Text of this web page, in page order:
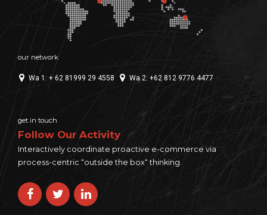
our network
Wa 1: + 62 81999 29 4558 Wa 2: +62 812 9776 4477
get in touch
Follow Our Activity
Interactively coordinate proactive e-commerce via
process-centric “outside the box“ thinking.